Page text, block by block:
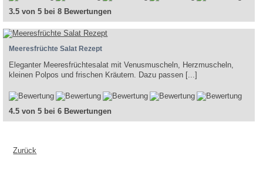
3.5 von 5 bei 8 Bewertungen
Meeresfrüchte Salat Rezept
Eleganter Meeresfrüchtesalat mit Venusmuscheln, Herzmuscheln,
kleinen Polpos und frischen Kräutern. Dazu passen [...]
4.5 von 5 bei 6 Bewertungen
Zurück